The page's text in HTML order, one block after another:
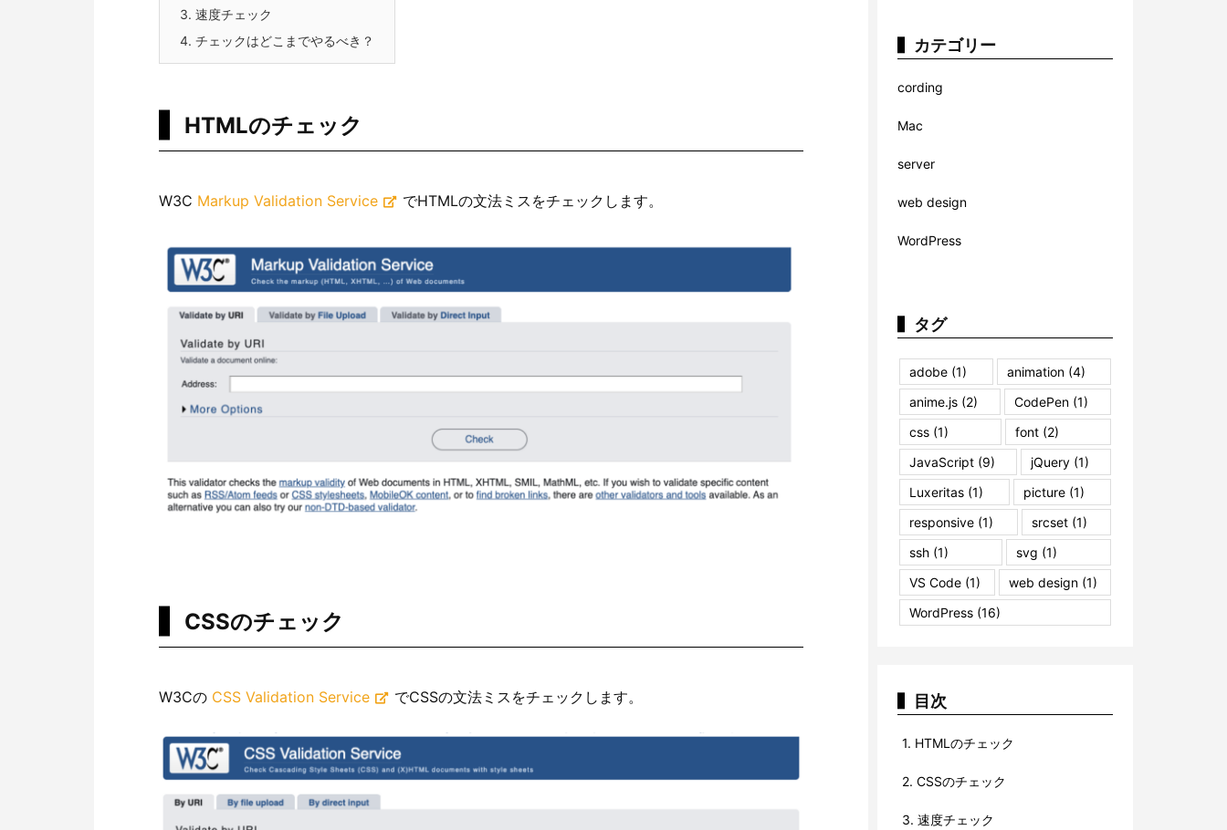
3. 速度チェック
4. チェックはどこまでやるべき？
HTMLのチェック
W3C Markup Validation Service でHTMLの文法ミスをチェックします。
CSSのチェック
W3Cの CSS Validation Service でCSSの文法ミスをチェックします。
カテゴリー
cording
Mac
server
web design
WordPress
タグ
adobe (1) animation(4)
anime.js (2) CodePen (1)
css (1) font(2)
JavaScript (9) jQuery (1)
Luxeritas (1) picture (1)
responsive (1) srcset(1)
ssh (1) svg (1)
VS Code (1) web design(1)
WordPress (16)
目次
1. HTMLのチェック
2. CSSのチェック
3. 速度チェック